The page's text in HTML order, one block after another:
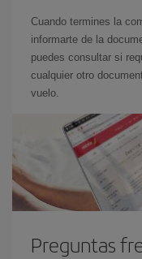
Cuando termines la
informarte de la
puedes consultar si
cualquier otro
vuelo.
Preguntas